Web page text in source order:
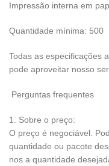
Impressão interna em
Quantidade mínima: 500
Todas as especificações
pode aproveitar nosso
Perguntas frequentes
1. Sobre o preço:
O preço é negociável.
quantidade ou pacote
nos a quantidade